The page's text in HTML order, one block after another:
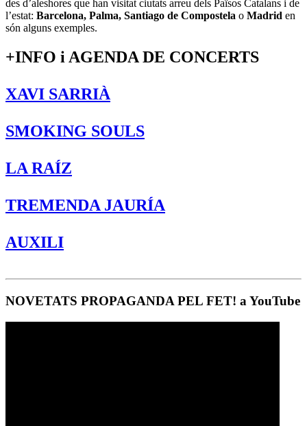
des d’aleshores que han visitat ciutats arreu dels Països Catalans i de
l’estat: Barcelona, Palma, Santiago de Compostela o Madrid en
són alguns exemples.
+INFO i AGENDA DE CONCERTS
XAVI SARRIÀ
SMOKING SOULS
LA RAÍZ
TREMENDA JAURÍA
AUXILI
NOVETATS PROPAGANDA PEL FET! a YouTube